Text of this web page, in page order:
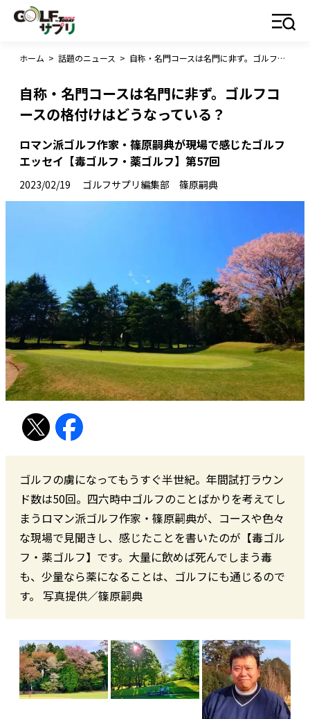
ホーム > 話題のニュース > 自称・名門コースは名門に非ず。ゴルフコースの格付けはどうなっている？
自称・名門コースは名門に非ず。ゴルフコ
ースの格付けはどうなっている？
ロマン派ゴルフ作家・篠原嗣典が現場で感じたゴルフ
エッセイ【毒ゴルフ・薬ゴルフ】第57回
2023/02/19 ゴルフサプリ編集部 篠原嗣典
ゴルフの虜になってもうすぐ半世紀。年間試打ラウン
ド数は50回。四六時中ゴルフのことばかりを考えてし
まうロマン派ゴルフ作家・篠原嗣典が、コースや色々
な現場で見聞きし、感じたことを書いたのが【毒ゴル
フ・薬ゴルフ】です。大量に飲めば死んでしまう毒
も、少量なら薬になることは、ゴルフにも通じるので
す。 写真提供／篠原嗣典